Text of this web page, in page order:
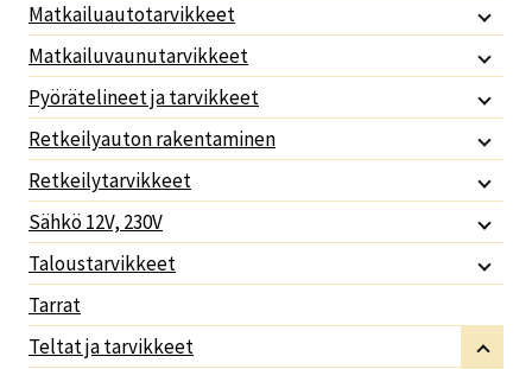
Matkailuautotarvikkeet
Matkailuvaunutarvikkeet
Pyörätelineet ja tarvikkeet
Retkeilyauton rakentaminen
Retkeilytarvikkeet
Sähkö 12V, 230V
Taloustarvikkeet
Tarrat
Teltat ja tarvikkeet